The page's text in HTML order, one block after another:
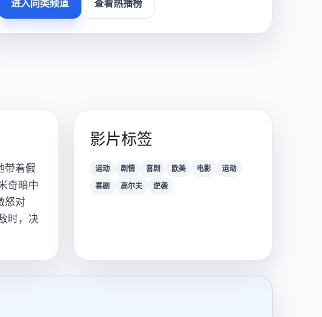
进入同类频道 查看热播榜
带着假
奇暗中
怒对
时，决
影片标签
运动 剧情 喜剧 欧美 电影
运动
喜剧
高尔夫 逆袭